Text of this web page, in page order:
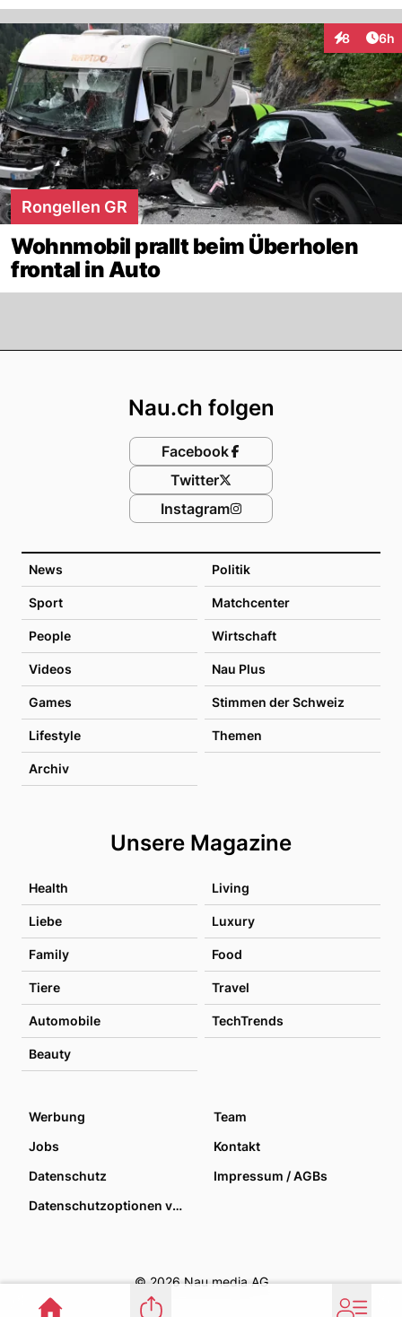
8 6h
Rongellen GR
Wohnmobil prallt beim Überholen
frontal in Auto
News Politik
Sport Matchcenter
People Wirtschaft
Videos Nau Plus
Games Stimmen der Schweiz
Lifestyle Themen
Archiv
Unsere Magazine
Health Living
Liebe Luxury
Family Food
Tiere Travel
Automobile TechTrends
Beauty
Nau.ch folgen
Facebook
Twitter
Instagram
Werbung
Team
Jobs
Kontakt
Datenschutz
Impressum / AGBs
Datenschutzoptionen verwalten
© 2026 Nau media AG